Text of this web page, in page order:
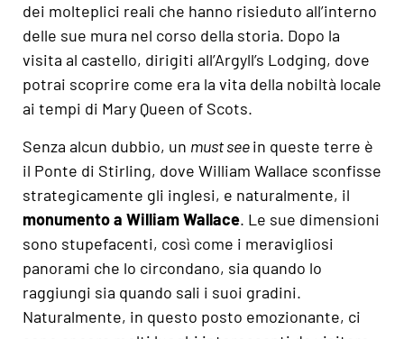
dei molteplici reali che hanno risieduto all’interno
delle sue mura nel corso della storia. Dopo la
visita al castello, dirigiti all’Argyll’s Lodging, dove
potrai scoprire come era la vita della nobiltà locale
ai tempi di Mary Queen of Scots.
Senza alcun dubbio, un must seein queste terre è
il Ponte di Stirling, dove William Wallace sconfisse
strategicamente gli inglesi, e naturalmente, il
monumento a William Wallace. Le sue dimensioni
sono stupefacenti, così come i meravigliosi
panorami che lo circondano, sia quando lo
raggiungi sia quando sali i suoi gradini.
Naturalmente, in questo posto emozionante, ci